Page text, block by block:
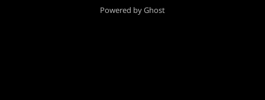
Powered by Ghost